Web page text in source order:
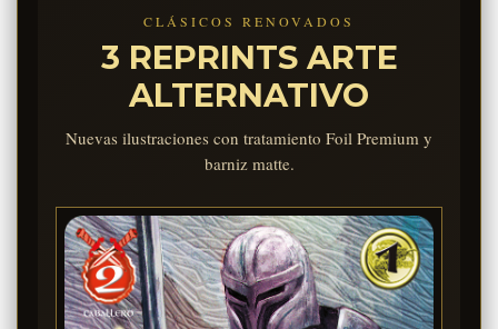
CLÁSICOS RENOVADOS
3 REPRINTS ARTE
ALTERNATIVO
Nuevas ilustraciones con tratamiento Foil Premium y
barniz matte.